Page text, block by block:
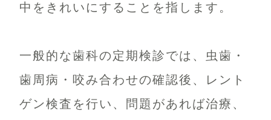
中をきれいにすることを指します。
一般的な歯科の定期検診では、虫歯・
歯周病・咬み合わせの確認後、レント
ゲン検査を行い、問題があれば治療、